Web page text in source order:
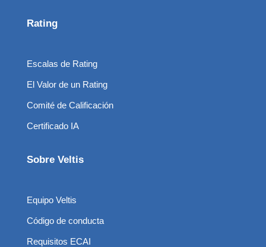
Rating
Escalas de Rating
El Valor de un Rating
Comité de Calificación
Certificado IA
Sobre Veltis
Equipo Veltis
Código de conducta
Requisitos ECAI